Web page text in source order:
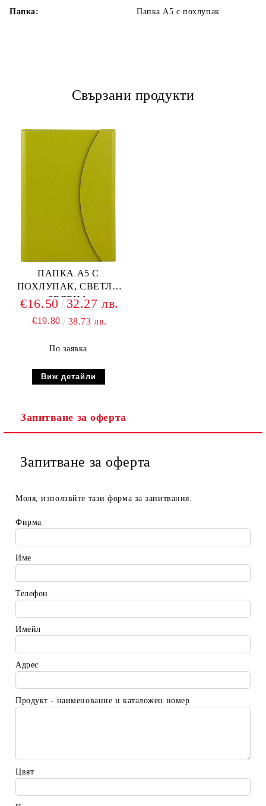
Папка:
Папка А5 с похлупак
Свързани продукти
ПАПКА А5 С
ПОХЛУПАК, СВЕТЛО
ЗЕЛЕНА
€16.50 32.27 лв.
€19.80 38.73 лв.
По заявка
Виж детайли
Запитване за оферта
Запитване за оферта
Моля, използвйте тази форма за запитвания.
Фирма
Име
Телефон
Имейл
Адрес
Продукт - наименование и каталожен номер
Цвят